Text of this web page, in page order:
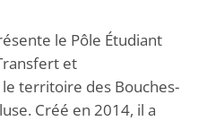
le Pôle Étudiant
et
territoire des Bouches-
Créé en 2014, il a